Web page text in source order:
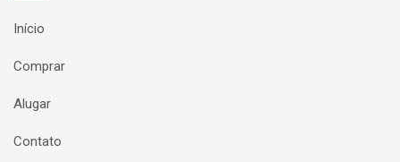
Início
Comprar
Alugar
Contato